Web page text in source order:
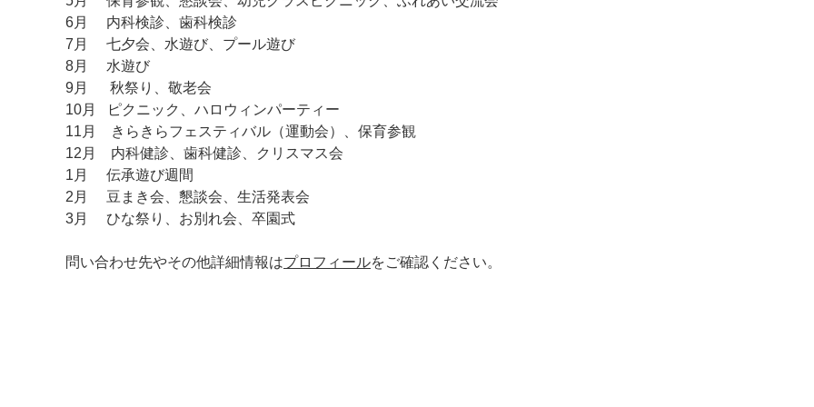
6月 内科検診、歯科検診
7月 七夕会、水遊び、プール遊び
8月 水遊び
9月 秋祭り、敬老会
10月 ピクニック、ハロウィンパーティー
11月 きらきらフェスティバル（運動会）、保育参観
12月 内科健診、歯科健診、クリスマス会
1月 伝承遊び週間
2月 豆まき会、懇談会、生活発表会
3月 ひな祭り、お別れ会、卒園式
問い合わせ先やその他詳細情報はプロフィールをご確認ください。